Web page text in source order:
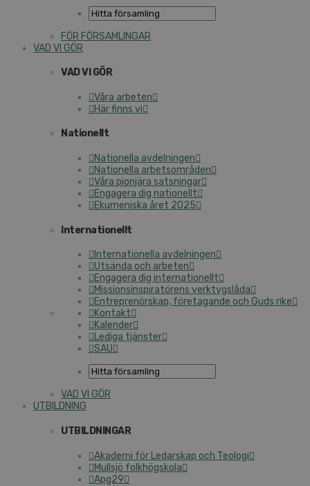
FÖR FÖRSAMLINGAR
VAD VI GÖR
VAD VI GÖR
Våra arbeten
Här finns vi
Nationellt
Nationella avdelningen
Nationella arbetsområden
Våra pionjära satsningar
Engagera dig nationellt
Ekumeniska året 2025
Internationellt
Internationella avdelningen
Utsända och arbeten
Engagera dig internationellt
Missionsinspiratörens verktygslåda
Entreprenörskap, företagande och Guds rike
Kontakt
Kalender
Lediga tjänster
SAU
VAD VI GÖR
UTBILDNING
UTBILDNINGAR
Akademi för Ledarskap och Teologi
Mullsjö folkhögskola
Apg29